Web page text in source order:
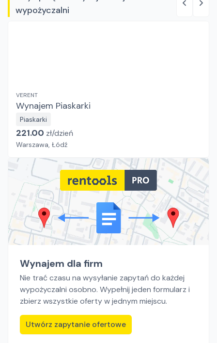
wypożyczalni
VERENT
Wynajem Piaskarki
Piaskarki
221.00 zł/dzień
Warszawa, Łódź
Wynajem dla firm
Nie trać czasu na wysyłanie zapytań do każdej
wypożyczalni osobno. Wypełnij jeden formularz i
zbierz wszystkie oferty w jednym miejscu.
Utwórz zapytanie ofertowe